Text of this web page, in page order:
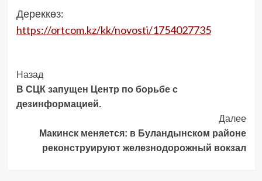
Дереккөз:
https://ortcom.kz/kk/novosti/1754027735
Post
Navigation
Назад
В СЦК запущен Центр по борьбе с
дезинформацией.
Далее
Макинск меняется: в Буландынском районе
реконструируют железнодорожный вокзал